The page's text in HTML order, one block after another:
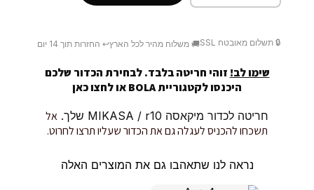
🔒 תשלום מאובטח SSL 🚚 משלוח מהיר לכל הארץ↩️ החזרות תוך 14 יום
שימו לב! זוהי חריטה בלבד. לבחירת הכדור שלכם
היכנסו לקטגוריית BOLA או
לחצו כאן
חריטה לכדור מיקאסה MIKASA / r10 שלך.
אל
תשכחו להכניס לעגלה גם את הכדור שעליו תרצו לחרוט.
נראה לנו שתאהבו גם את המוצרים האלה